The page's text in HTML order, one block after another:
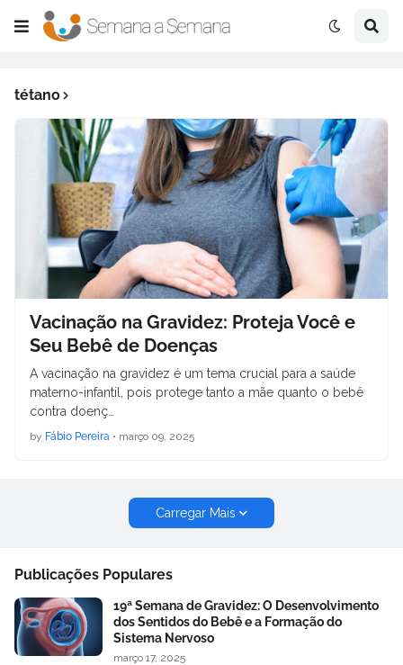
tétano
Vacinação na Gravidez: Proteja Você e
Seu Bebê de Doenças
A vacinação na gravidez é um tema crucial para a saúde
materno-infantil, pois protege tanto a mãe quanto o bebê
contra doenç…
by Fábio Pereira • março 09, 2025
Carregar Mais
Publicações Populares
19ª Semana de Gravidez: O Desenvolvimento
dos Sentidos do Bebê e a Formação do
Sistema Nervoso
março 17, 2025